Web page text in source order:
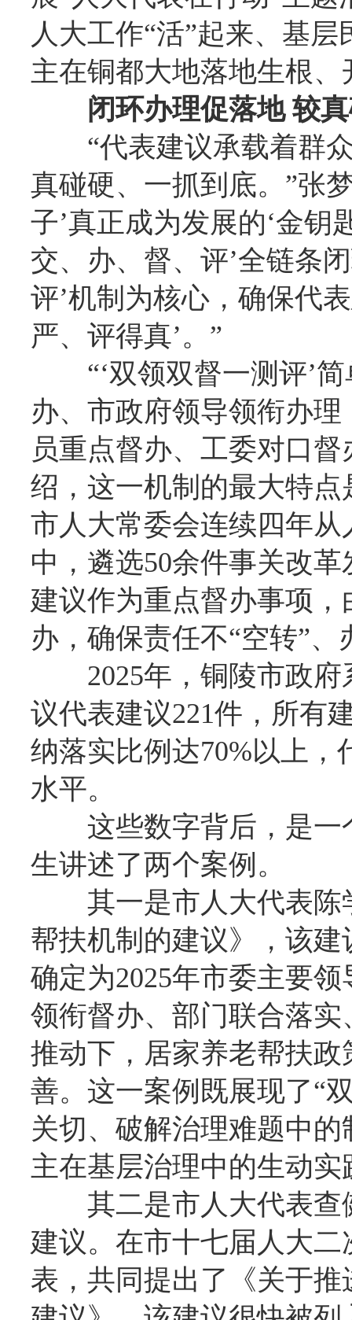
人大工作“活”起来、基
主在铜都大地落地生根、
闭环办理促落地 较
“代表建议承载着群
真碰硬、一抓到底。”张
子’真正成为发展的‘金钥
交、办、督、评’全链条
评’机制为核心，确保代
严、评得真’。”
“‘双领双督一测评’
办、市政府领导领衔办
员重点督办、工委对口
绍，这一机制的最大特
市人大常委会连续四年
中，遴选50余件事关改
建议作为重点督办事项
办，确保责任不“空转”、
2025年，铜陵市政
议代表建议221件，所有
纳落实比例达70%以上，
水平。
这些数字背后，是
生讲述了两个案例。
其一是市人大代表
帮扶机制的建议》，该
确定为2025年市委主要
领衔督办、部门联合落
推动下，居家养老帮扶
善。这一案例既展现了“
关切、破解治理难题中
主在基层治理中的生动实
其二是市人大代表
建议。在市十七届人大
表，共同提出了《关于